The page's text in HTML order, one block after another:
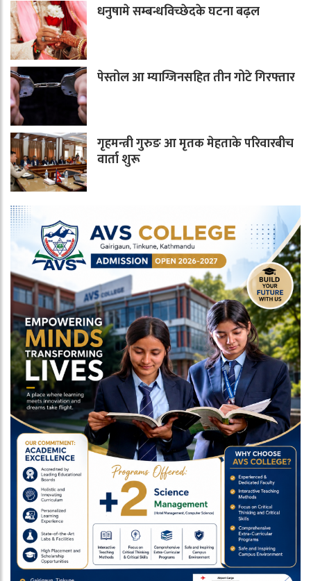
धनुषामे सम्बन्धविच्छेदके घटना बढ़ल
पेस्तोल आ म्याग्जिनसहित तीन गोटे गिरफ्तार
गृहमन्त्री गुरुङ आ मृतक मेहताके परिवारबीच
वार्ता शुरू